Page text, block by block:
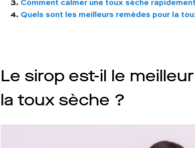
Quels sont les meilleurs remèdes pour la
Le sirop est-il le
la toux sèche ?